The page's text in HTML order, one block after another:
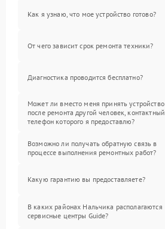
Как я узнаю, что мое устройство готово?
От чего зависит срок ремонта техники?
Диагностика проводится бесплатно?
Может ли вместо меня принять устройство
после ремонта другой человек, контактный
телефон которого я предоставлю?
Возможно ли получать обратную связь в
процессе выполнения ремонтных работ?
Какую гарантию вы предоставляете?
В каких районах Нальчика располагаются
сервисные центры Guide?